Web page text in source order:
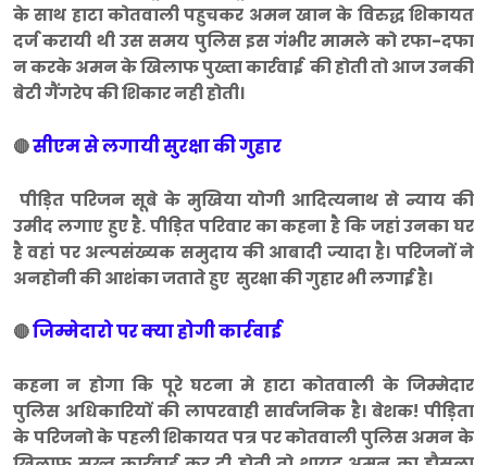
के साथ हाटा कोतवाली पहुचकर अमन खान के विरुद्ध शिकायत
दर्ज करायी थी उस समय पुलिस इस गंभीर मामले को रफा-दफा
न करके अमन के खिलाफ पुख्ता कार्रवाई की होती तो आज उनकी
बेटी गैंगरेप की शिकार नही होती।
🔴सीएम से लगायी सुरक्षा की गुहार
पीड़ित परिजन सूबे के मुखिया योगी आदित्यनाथ से न्याय की
उमीद लगाए हुए है. पीड़ित परिवार का कहना है कि जहां उनका घर
है वहां पर अल्पसंख्यक समुदाय की आबादी ज्यादा है। परिजनों ने
अनहोनी की आशंका जताते हुए सुरक्षा की गुहार भी लगाई है।
🔴जिम्मेदारो पर क्या होगी कार्रवाई
कहना न होगा कि पूरे घटना मे हाटा कोतवाली के जिम्मेदार
पुलिस अधिकारियों की लापरवाही सार्वजनिक है। बेशक! पीड़िता
के परिजनो के पहली शिकायत पत्र पर कोतवाली पुलिस अमन के